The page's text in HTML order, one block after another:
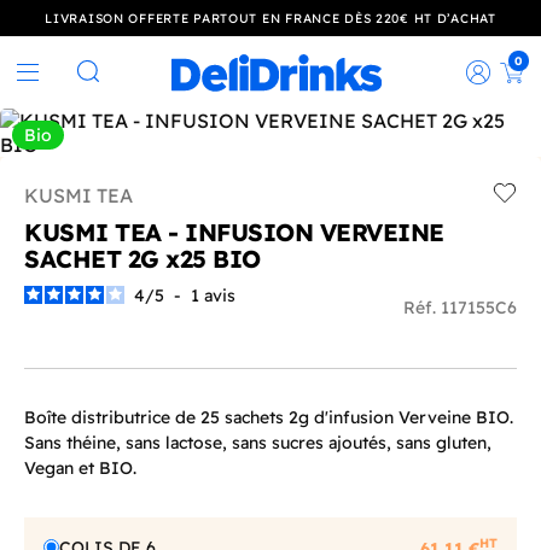
LIVRAISON OFFERTE PARTOUT EN FRANCE DÈS 220€ HT D’ACHAT
Rechercher
0
Bio
KUSMI TEA
KUSMI TEA - INFUSION VERVEINE
SACHET 2G x25 BIO
4/5 - 1 avis
Réf. 117155C6
Boîte distributrice de 25 sachets 2g d'infusion Verveine BIO.
Sans théine, sans lactose, sans sucres ajoutés, sans gluten,
Vegan et BIO.
HT